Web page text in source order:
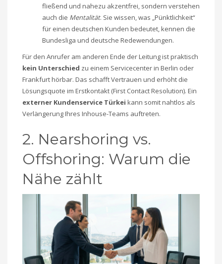
fließend und nahezu akzentfrei, sondern verstehen
auch die Mentalität. Sie wissen, was „Pünktlichkeit“
für einen deutschen Kunden bedeutet, kennen die
Bundesliga und deutsche Redewendungen.
Für den Anrufer am anderen Ende der Leitung ist praktisch
kein Unterschied zu einem Servicecenter in Berlin oder
Frankfurt hörbar. Das schafft Vertrauen und erhöht die
Lösungsquote im Erstkontakt (First Contact Resolution). Ein
externer Kundenservice Türkei kann somit nahtlos als
Verlängerung Ihres Inhouse-Teams auftreten.
2. Nearshoring vs.
Offshoring: Warum die
Nähe zählt